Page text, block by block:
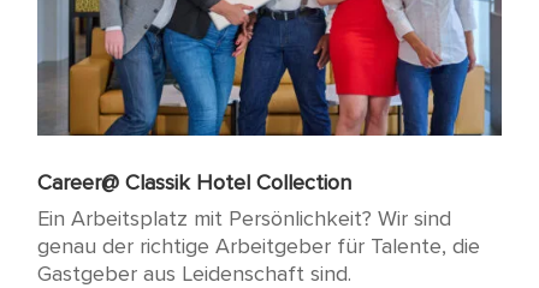
Career@ Classik Hotel Collection
Ein Arbeitsplatz mit Persönlichkeit? Wir sind
genau der richtige Arbeitgeber für Talente, die
Gastgeber aus Leidenschaft sind.